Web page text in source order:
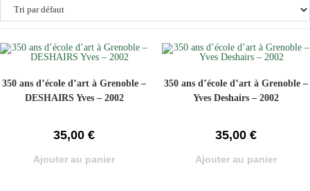
350 ans d’école d’art à Grenoble –
DESHAIRS Yves – 2002
35,00 €
Ajouter au panier
350 ans d’école d’art à Grenoble –
Yves Deshairs – 2002
35,00 €
Ajouter au panier